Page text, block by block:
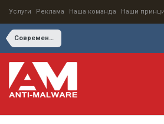
Услуги Реклама Наша команда Наши
Современные угрозы и защита от них